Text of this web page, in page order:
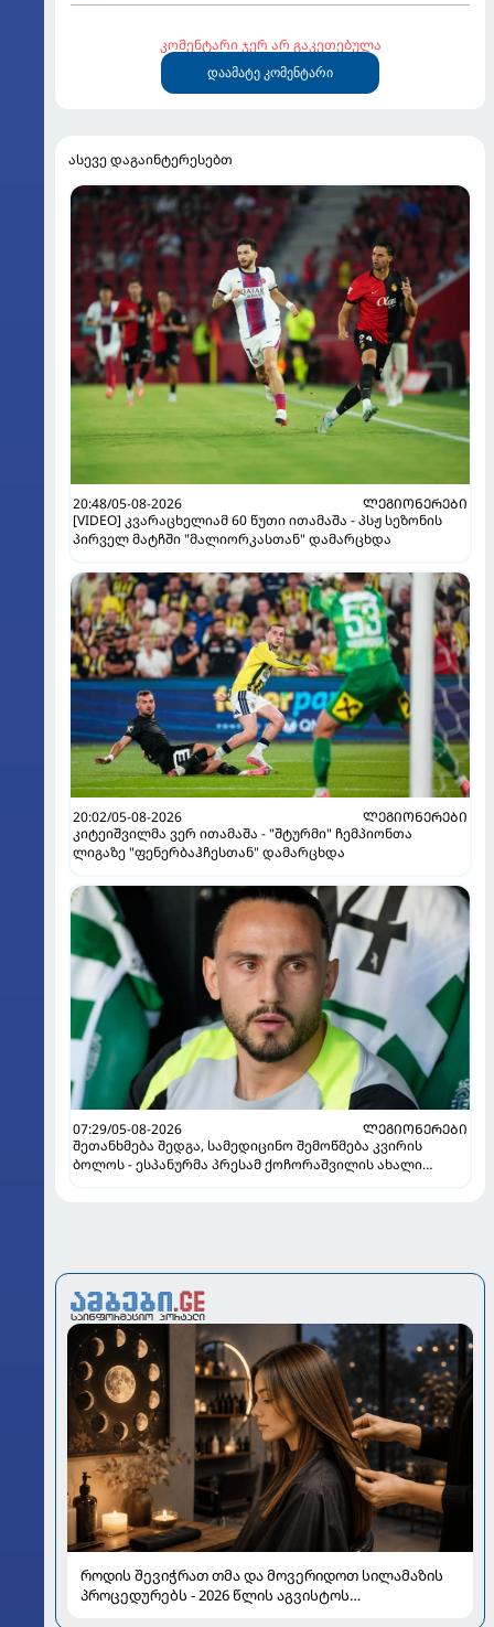
კომენტარი ჯერ არ გაკეთებულა
დაამატე კომენტარი
ასევე დაგაინტერესებთ
20:48/05-08-2026
ᲚᲔᲒᲘᲝᲜᲔᲠᲔᲑᲘ
[VIDEO] კვარაცხელიამ 60 წუთი ითამაშა - პსჟ სეზონის
პირველ მატჩში "მალიორკასთან" დამარცხდა
20:02/05-08-2026
ᲚᲔᲒᲘᲝᲜᲔᲠᲔᲑᲘ
კიტეიშვილმა ვერ ითამაშა - "შტურმი" ჩემპიონთა
ლიგაზე "ფენერბაჰჩესთან" დამარცხდა
07:29/05-08-2026
ᲚᲔᲒᲘᲝᲜᲔᲠᲔᲑᲘ
შეთანხმება შედგა, სამედიცინო შემოწმება კვირის
ბოლოს - ესპანურმა პრესამ ქოჩორაშვილის ახალი
როდის შევიჭრათ თმა და მოვერიდოთ სილამაზის
პროცედურებს - 2026 წლის აგვისტოს